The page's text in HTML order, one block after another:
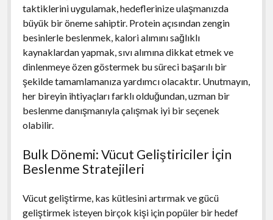
taktiklerini uygulamak, hedeflerinize ulaşmanızda
büyük bir öneme sahiptir. Protein açısından zengin
besinlerle beslenmek, kalori alımını sağlıklı
kaynaklardan yapmak, sıvı alımına dikkat etmek ve
dinlenmeye özen göstermek bu süreci başarılı bir
şekilde tamamlamanıza yardımcı olacaktır. Unutmayın,
her bireyin ihtiyaçları farklı olduğundan, uzman bir
beslenme danışmanıyla çalışmak iyi bir seçenek
olabilir.
Bulk Dönemi: Vücut Geliştiriciler İçin
Beslenme Stratejileri
Vücut geliştirme, kas kütlesini artırmak ve gücü
geliştirmek isteyen birçok kişi için popüler bir hedef